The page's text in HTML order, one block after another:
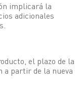
implicará la
adicionales
el plazo de la
a partir de la nueva